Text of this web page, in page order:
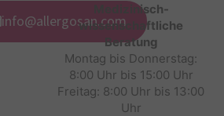
info@allergosan.com
Medizinisch-
wissenschaftliche
Beratung
Montag bis Donnerstag:
8:00 Uhr bis 15:00 Uhr
Freitag: 8:00 Uhr bis 13:00
Uhr